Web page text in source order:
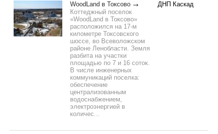
WoodLand в Токсово
Коттеджный поселок
«WoodLand в Токсово»
расположился на 17-м
километре Токсовского
шоссе, во Всеволожском
районе Ленобласти. Земля
разбита на участки
площадью по 7 и 16 соток.
В числе инженерных
коммуникаций поселка:
обеспечение
централизованным
водоснабжением,
электроэнергией в
количес...
ДНП Каскад